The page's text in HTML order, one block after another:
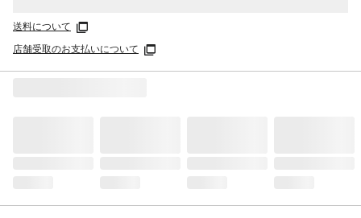
送料について
店舗受取のお支払いについて